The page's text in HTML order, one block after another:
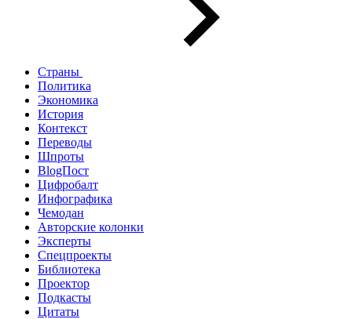
Страны
Политика
Экономика
История
Контекст
Переводы
Шпроты
BlogПост
Цифробалт
Инфографика
Чемодан
Авторские колонки
Эксперты
Спецпроекты
Библиотека
Проектор
Подкасты
Цитаты